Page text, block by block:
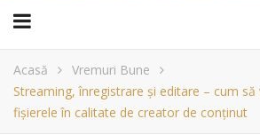
Acasă
Vremuri Bune
Streaming, înregistrare și editare – cum
fișierele în calitate de creator de conținut